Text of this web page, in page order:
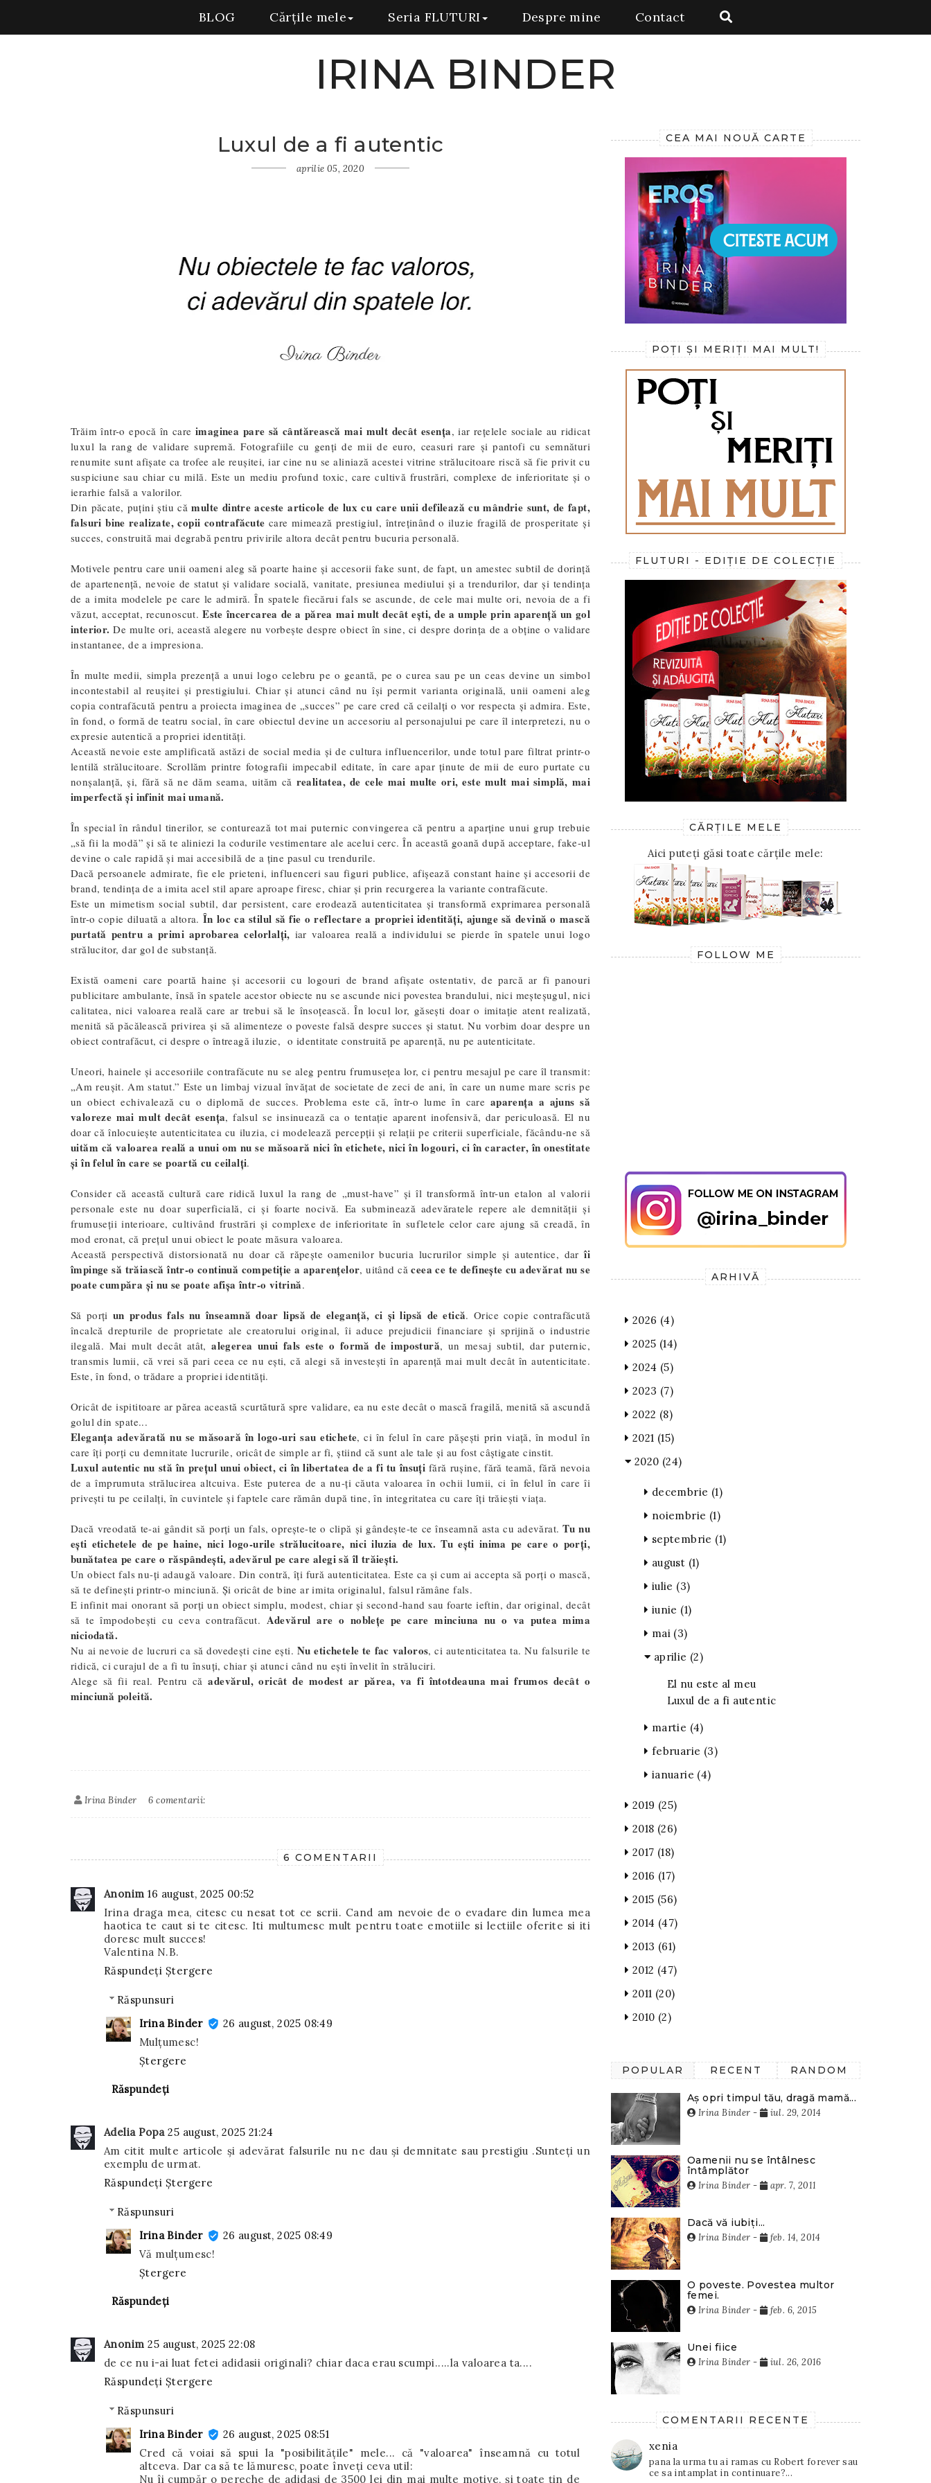
BLOG Cărțile mele Seria FLUTURI Despre mine Contact
IRINA BINDER
Luxul de a fi autentic
aprilie 05, 2020
Trăim într-o epocă în careimaginea pare să cântărească mai mult decât esența, iar rețelele sociale au ridicat
luxul la rang de validare supremă. Fotografiile cu genți de mii de euro, ceasuri rare și pantofi cu semnături
renumite sunt afișate ca trofee ale reușitei, iar cine nu se aliniază acestei vitrine strălucitoare riscă să fie privit cu
suspiciune sau chiar cu milă. Este un mediu profund toxic, care cultivă frustrări, complexe de inferioritate și o
ierarhie falsă a valorilor.
Din păcate, puțini știu cămulte dintre aceste articole de lux cu care unii defilează cu mândrie sunt, de fapt,
falsuri bine realizate, copii contrafăcute care mimează prestigiul, întreținând o iluzie fragilă de prosperitate și
succes, construită mai degrabă pentru privirile altora decât pentru bucuria personală.
Motivele pentru care unii oameni aleg să poarte haine și accesorii fake sunt, de fapt, un amestec subtil de dorință
de apartenență, nevoie de statut și validare socială, vanitate, presiunea mediului și a trendurilor, dar și tendința
de a imita modelele pe care le admiră. În spatele fiecărui fals se ascunde, de cele mai multe ori, nevoia de a fi
văzut, acceptat, recunoscut.Este încercarea de a părea mai mult decât ești, de a umple prin aparență un gol
interior. De multe ori, această alegere nu vorbește despre obiect în sine, ci despre dorința de a obține o validare
instantanee, de a impresiona.
În multe medii, simpla prezență a unui logo celebru pe o geantă, pe o curea sau pe un ceas devine un simbol
incontestabil al reușitei și prestigiului. Chiar și atunci când nu își permit varianta originală, unii oameni aleg
copia contrafăcută pentru a proiecta imaginea de „succes” pe care cred că ceilalți o vor respecta și admira. Este,
în fond, o formă de teatru social, în care obiectul devine un accesoriu al personajului pe care îl interpretezi, nu o
expresie autentică a propriei identități.
Această nevoie este amplificată astăzi de social media și de cultura influencerilor, unde totul pare filtrat printr-o
lentilă strălucitoare. Scrollăm printre fotografii impecabil editate, în care apar ținute de mii de euro purtate cu
nonșalanță, și, fără să ne dăm seama, uităm că realitatea, de cele mai multe ori, este mult mai simplă, mai
imperfectă și infinit mai umană.
În special în rândul tinerilor, se conturează tot mai puternic convingerea că pentru a aparține unui grup trebuie
„să fii la modă” și să te aliniezi la codurile vestimentare ale acelui cerc. În această goană după acceptare, fake-ul
devine o cale rapidă și mai accesibilă de a ține pasul cu trendurile.
Dacă persoanele admirate, fie ele prieteni, influenceri sau figuri publice, afișează constant haine și accesorii de
brand, tendința de a imita acel stil apare aproape firesc, chiar și prin recurgerea la variante contrafăcute.
Este un mimetism social subtil, dar persistent, care erodează autenticitatea și transformă exprimarea personală
într-o copie diluată a altora. În loc ca stilul să fie o reflectare a propriei identități, ajunge să devină o mască
purtată pentru a primi aprobarea celorlalți, iar valoarea reală a individului se pierde în spatele unui logo
strălucitor, dar gol de substanță.
Există oameni care poartă haine și accesorii cu logouri de brand afișate ostentativ, de parcă ar fi panouri
publicitare ambulante, însă în spatele acestor obiecte nu se ascunde nici povestea brandului, nici meșteșugul, nici
calitatea, nici valoarea reală care ar trebui să le însoțească. În locul lor, găsești doar o imitație atent realizată,
menită să păcălească privirea și să alimenteze o poveste falsă despre succes și statut. Nu vorbim doar despre un
obiect contrafăcut, ci despre o întreagă iluzie, o identitate construită pe aparență, nu pe autenticitate.
Uneori, hainele și accesoriile contrafăcute nu se aleg pentru frumusețea lor, ci pentru mesajul pe care îl transmit:
„Am reușit. Am statut.” Este un limbaj vizual învățat de societate de zeci de ani, în care un nume mare scris pe
un obiect echivalează cu o diplomă de succes. Problema este că, într-o lume în care aparența a ajuns să
valoreze mai mult decât esența, falsul se insinuează ca o tentație aparent inofensivă, dar periculoasă. El nu
doar că înlocuiește autenticitatea cu iluzia, ci modelează percepții și relații pe criterii superficiale, făcându-ne să
uităm că valoarea reală a unui om nu se măsoară nici în etichete, nici în logouri, ci în caracter, în onestitate
și în felul în care se poartă cu ceilalți.
Consider că această cultură care ridică luxul la rang de „must-have” și îl transformă într-un etalon al valorii
personale este nu doar superficială, ci și foarte nocivă. Ea subminează adevăratele repere ale demnității și
frumuseții interioare, cultivând frustrări și complexe de inferioritate în sufletele celor care ajung să creadă, în
mod eronat, că prețul unui obiect le poate măsura valoarea.
Această perspectivă distorsionată nu doar că răpește oamenilor bucuria lucrurilor simple și autentice, dar îi
împinge să trăiască într-o continuă competiție a aparențelor, uitând căceea ce te definește cu adevărat nu se
poate cumpăra și nu se poate afișa într-o vitrină.
Să porți un produs fals nu înseamnă doar lipsă de eleganță, ci și lipsă de etică. Orice copie contrafăcută
încalcă drepturile de proprietate ale creatorului original, îi aduce prejudicii financiare și sprijină o industrie
ilegală. Mai mult decât atât,alegerea unui fals este o formă de impostură, un mesaj subtil, dar puternic,
transmis lumii, că vrei să pari ceea ce nu ești, că alegi să investești în aparență mai mult decât în autenticitate.
Este, în fond, o trădare a propriei identități.
Oricât de ispititoare ar părea această scurtătură spre validare, ea nu este decât o mască fragilă, menită să ascundă
golul din spate...
Eleganța adevărată nu se măsoară în logo-uri sau etichete, ci în felul în care pășești prin viață, în modul în
care îți porți cu demnitate lucrurile, oricât de simple ar fi, știind că sunt ale tale și au fost câștigate cinstit.
Luxul autentic nu stă în prețul unui obiect, ci în libertatea de a fi tu însuți fără rușine, fără teamă, fără nevoia
de a împrumuta strălucirea altcuiva. Este puterea de a nu-ți căuta valoarea în ochii lumii, ci în felul în care îi
privești tu pe ceilalți, în cuvintele și faptele care rămân după tine, în integritatea cu care îți trăiești viața.
Dacă vreodată te-ai gândit să porți un fals, oprește-te o clipă și gândește-te ce înseamnă asta cu adevărat.Tu nu
ești etichetele de pe haine, nici logo-urile strălucitoare, nici iluzia de lux. Tu ești inima pe care o porți,
bunătatea pe care o răspândești, adevărul pe care alegi să îl trăiești.
Un obiect fals nu-ți adaugă valoare. Din contră, îți fură autenticitatea. Este ca și cum ai accepta să porți o mască,
să te definești printr-o minciună. Și oricât de bine ar imita originalul, falsul rămâne fals.
E infinit mai onorant să porți un obiect simplu, modest, chiar și second-hand sau foarte ieftin, dar original, decât
să te împodobești cu ceva contrafăcut. Adevărul are o noblețe pe care minciuna nu o va putea mima
niciodată.
Nu ai nevoie de lucruri ca să dovedești cine ești. Nu etichetele te fac valoros, ci autenticitatea ta. Nu falsurile te
ridică, ci curajul de a fi tu însuți, chiar și atunci când nu ești învelit în străluciri.
Alege să fii real. Pentru căadevărul, oricât de modest ar părea, va fi întotdeauna mai frumos decât o
minciună poleită.
Irina Binder 6 comentarii:
6 COMENTARII
Anonim 16 august, 2025 00:52
Irina draga mea, citesc cu nesat tot ce scrii. Cand am nevoie de o evadare din lumea mea
haotica te caut si te citesc. Iti multumesc mult pentru toate emotiile si lectiile oferite si iti
doresc mult succes!
Valentina N.B.
Răspundeți Ștergere
Răspunsuri
Irina Binder
26 august, 2025 08:49
Mulțumesc!
Ștergere
Răspundeți
Adelia Popa 25 august, 2025 21:24
Am citit multe articole și adevărat falsurile nu ne dau și demnitate sau prestigiu .Sunteți un
exemplu de urmat.
Răspundeți Ștergere
Răspunsuri
Irina Binder
26 august, 2025 08:49
Vă mulțumesc!
Ștergere
Răspundeți
Anonim 25 august, 2025 22:08
de ce nu i-ai luat fetei adidasii originali? chiar daca erau scumpi.....la valoarea ta....
Răspundeți Ștergere
Răspunsuri
Irina Binder
26 august, 2025 08:51
Cred că voiai să spui la "posibilitățile" mele... că "valoarea" înseamnă cu totul
altceva. Dar ca să te lămuresc, poate înveți ceva util:
Nu îi cumpăr o pereche de adidași de 3500 lei din mai multe motive, și toate țin de
CEA MAI NOUĂ CARTE
POȚI ȘI MERIȚI MAI MULT!
FLUTURI - EDIȚIE DE COLECȚIE
CĂRȚILE MELE
Aici puteți găsi toate cărțile mele:
FOLLOW ME
ARHIVĂ
2026 (4)
2025 (14)
2024 (5)
2023 (7)
2022 (8)
2021 (15)
2020 (24)
decembrie (1)
noiembrie (1)
septembrie (1)
august (1)
iulie (3)
iunie (1)
mai (3)
aprilie (2)
El nu este al meu
Luxul de a fi autentic
martie (4)
februarie (3)
ianuarie (4)
2019 (25)
2018 (26)
2017 (18)
2016 (17)
2015 (56)
2014 (47)
2013 (61)
2012 (47)
2011 (20)
2010 (2)
POPULAR RECENT RANDOM
Aș opri timpul tău, dragă mamă...
Irina Binder - iul. 29, 2014
Oamenii nu se întâlnesc
întâmplător
Irina Binder - apr. 7, 2011
Dacă vă iubiți...
Irina Binder - feb. 14, 2014
O poveste. Povestea multor
femei.
Irina Binder - feb. 6, 2015
Unei fiice
Irina Binder - iul. 26, 2016
COMENTARII RECENTE
xenia
pana la urma tu ai ramas cu Robert forever sau
ce sa intamplat in continuare?...